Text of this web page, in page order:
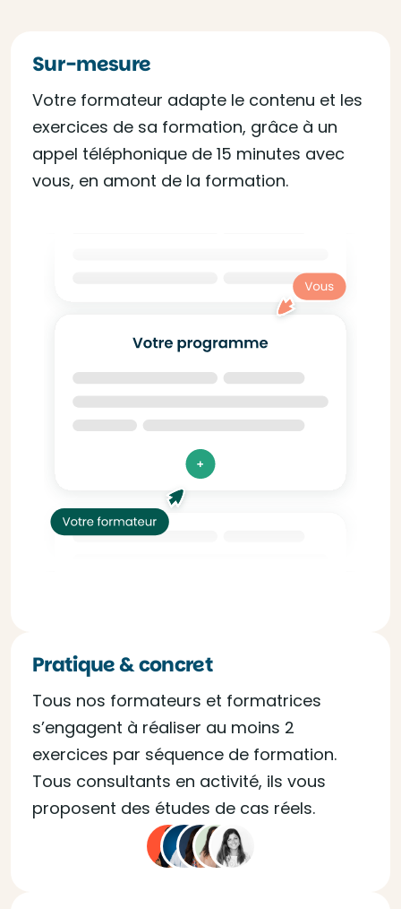
Sur-mesure
Votre formateur adapte le contenu et les
exercices de sa formation, grâce à un
appel téléphonique de 15 minutes avec
vous, en amont de la formation.
Pratique & concret
Tous nos formateurs et formatrices
s’engagent à réaliser au moins 2
exercices par séquence de formation.
Tous consultants en activité, ils vous
proposent des études de cas réels.